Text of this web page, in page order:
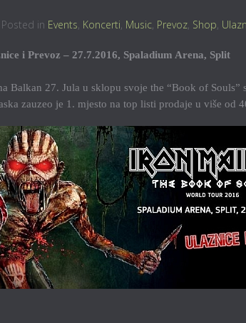
Posted in Events, Koncerti, Music, Prevoz, Shop,
i Prevoz – 27.7.2016, Spaladium Arena, Split
Balkan 27. Jula u sklopu svoje the “Book of
zauzeo je 1. mjesto na top listi prodaje u više od